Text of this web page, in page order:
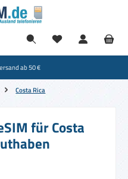
ab 50 €
Costa Rica
für Costa